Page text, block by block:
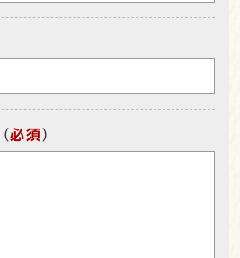
（必須）